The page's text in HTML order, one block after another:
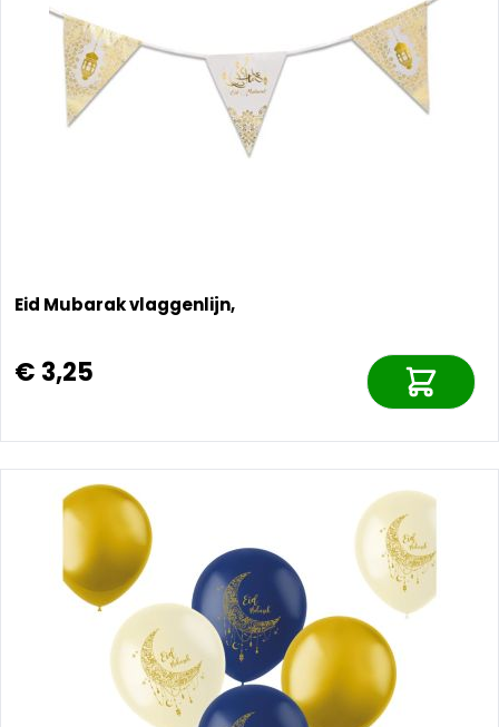
Eid Mubarak vlaggenlijn,
€ 3,25